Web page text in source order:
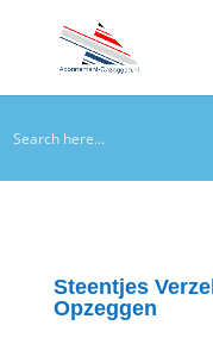
Steentjes
Opzeggen